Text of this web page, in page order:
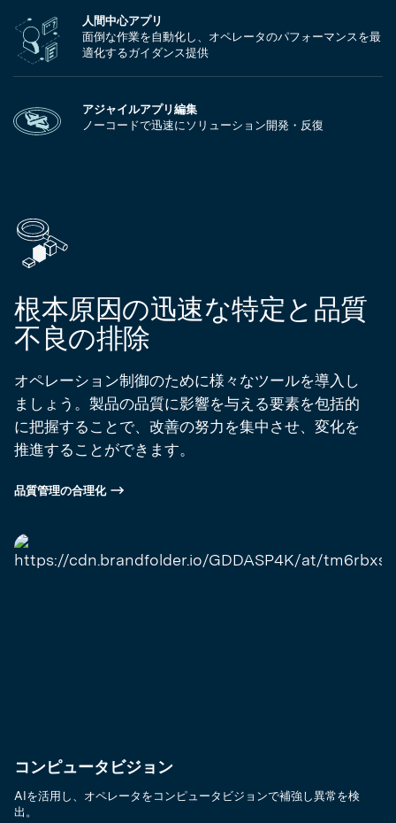
人間中心アプリ
面倒な作業を自動化し、オペレータのパフォーマンスを最
適化するガイダンス提供
アジャイルアプリ編集
ノーコードで迅速にソリューション開発・反復
根本原因の迅速な特定と品質
不良の排除
オペレーション制御のために様々なツールを導入し
ましょう。製品の品質に影響を与える要素を包括的
に把握することで、改善の努力を集中させ、変化を
推進することができます。
品質管理の合理化
コンピュータビジョン
AIを活用し、オペレータをコンピュータビジョンで補強し異常を検
出。